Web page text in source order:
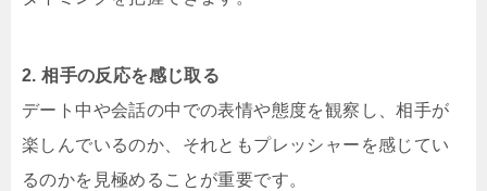
2. 相手の反応を感じ取る
デート中や会話の中での表情や態度を観察し、相手が
楽しんでいるのか、それともプレッシャーを感じてい
るのかを見極めることが重要です。